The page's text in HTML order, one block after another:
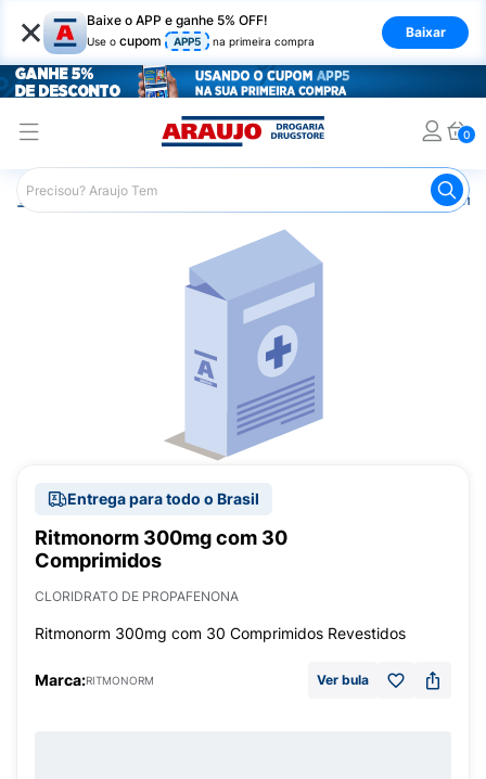
× Baixe o APP e ganhe 5% OFF!
Use o cupom APP5 na primeira compra
Baixar
0
Araujo Medicamentos
Entrega para todo o Brasil
Ritmonorm 300mg com 30
Comprimidos
CLORIDRATO DE PROPAFENONA
Ritmonorm 300mg com 30 Comprimidos Revestidos
Marca:RITMONORM Ver bula